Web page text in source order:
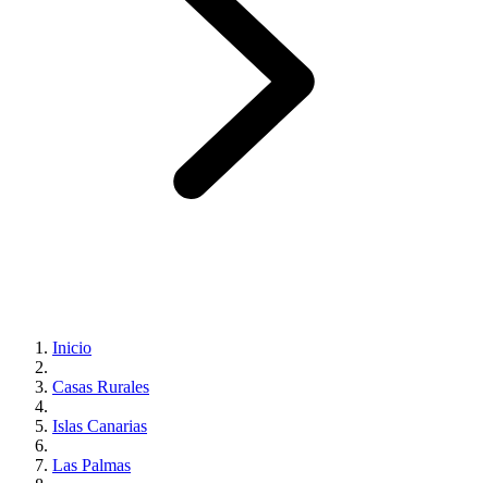
Inicio
Casas Rurales
Islas Canarias
Las Palmas